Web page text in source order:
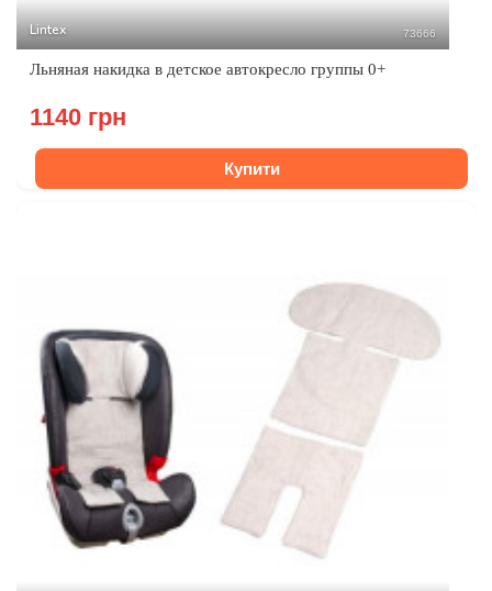
Lintex 73666
Льняная накидка в детское автокресло группы 0+
1140 грн
Купити